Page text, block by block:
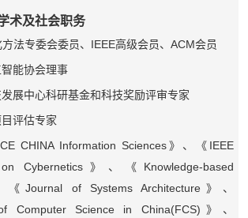
术及社会职务
法专委会委员、 IEEE高级会员 、 ACM会员
能协会理事
展中心科研基金和科技奖励评审专家
评估专家
CHINA Information Sciences 》、《 IEEE
Cybernetics 》、《 Knowledge-based
《Journal of Systems Architecture》、
Computer Science in China(FCS) 》、